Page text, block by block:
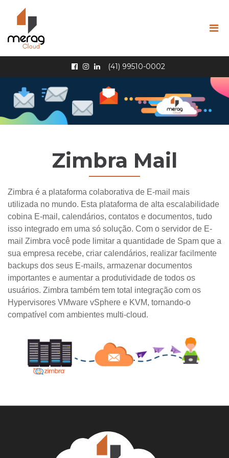
Pular Navegação (s)
(41) 99510-0002
Zimbra Mail
Zimbra é a plataforma colaborativa de E-mail mais
utilizada no mundo. Esta plataforma de alta escalabilidade
cobina E-mail, calendários, contatos e documentos, tudo
isso integrado em uma só solução. Com o servidor de E-
mail Zimbra você pode limitar a quantidade de Spam que a
sua empresa recebe, criar calendários, realizar facilmente
backups dos seus E-mails, armazenar documentos
importantes e aumentar a produtividade de todos os
usuários. Zimbra também tem total integração com os
Hypervisores VMware vSphere e KVM, tornando-o
compatível com ambientes multi-cloud.